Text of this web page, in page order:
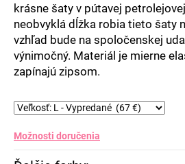
krásne šaty v pútavej
neobvyklá dĺžka robia tieto šaty
vzhľad bude na spoločenskej
výnimočný. Materiál je mierne
zapínajú zipsom.
Možnosti doručenia